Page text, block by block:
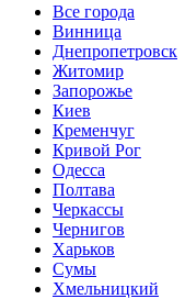
Все города
Винница
Днепропетровск
Житомир
Запорожье
Киев
Кременчуг
Кривой Рог
Одесса
Полтава
Черкассы
Чернигов
Харьков
Сумы
Хмельницкий